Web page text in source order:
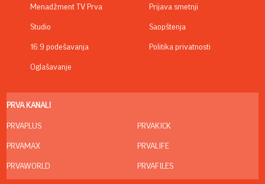
Menadžment TV Prva
Studio
16:9 podešavanja
Oglašavanje
Prijava smetnji
Saopštenja
Politika privatnosti
PRVA KANALI
PRVAPLUS
PRVAMAX
PRVAWORLD
PRVAKICK
PRVALIFE
PRVAFILES